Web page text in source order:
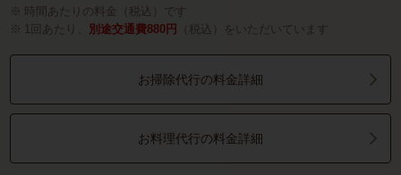
時間あたりの料金（税込）です
1回あたり、
別途交通費880円 （税込）をいただいています
お掃除代行の料金詳細
お料理代行の料金詳細